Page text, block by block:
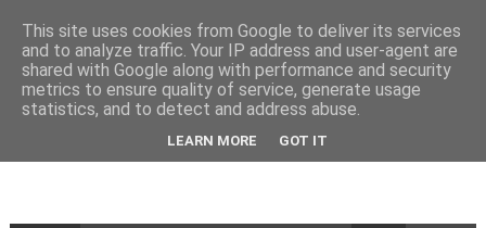
This site uses cookies from Google to deliver its services
and to analyze traffic. Your IP address and user-agent are
shared with Google along with performance and security
metrics to ensure quality of service, generate usage
statistics, and to detect and address abuse.
LEARN MORE GOT IT